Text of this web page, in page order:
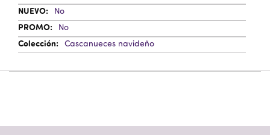
No
No
Cascanueces navideño